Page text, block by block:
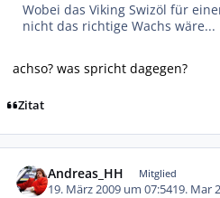
Wobei das Viking Swizöl für
nicht das richtige Wachs wäre...
achso? was spricht dagegen?
Zitat
Andreas_HH Mitglied
19. März 2009 um 07:5419. Mar